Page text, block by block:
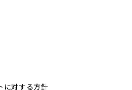
に対する方針